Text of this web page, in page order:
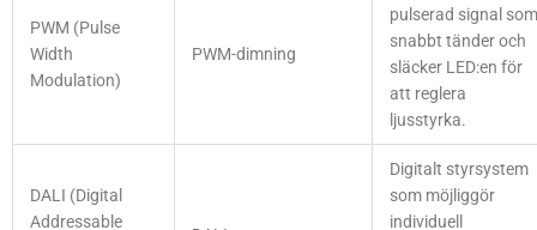
PWM (Pulse
Width
Modulation)
PWM-dimning
pulserad signal som
snabbt tänder och
släcker LED:en för
att reglera
ljusstyrka.
DALI (Digital
Addressable
Digitalt styrsystem
som möjliggör
individuell